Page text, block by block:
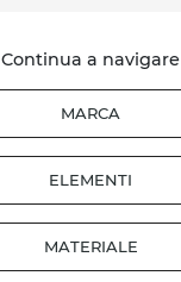
Continua a navigare
MARCA
ELEMENTI
MATERIALE